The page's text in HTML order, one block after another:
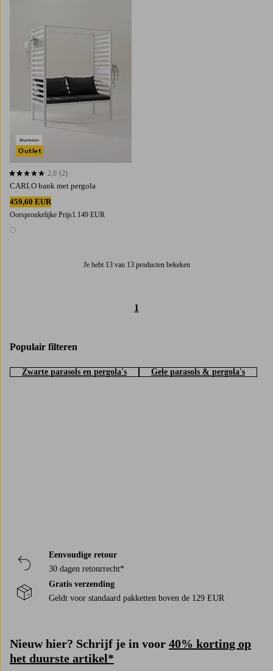
CARLO bank met pergola
459,60 EUR
Oorspronkelijke Prijs1.149 EUR
1 kleur
2,0 op basis van 2 beoordelingen
2,0 (2)
Outlet
Je hebt 13 van 13 producten bekeken
1
Populair filteren
Zwarte parasols en pergola's Gele parasols & pergola's
Eenvoudige retour
30 dagen retourrecht*
Gratis verzending
Geldt voor standaard pakketten boven de 129 EUR
Nieuw hier? Schrijf je in voor 40% korting op
het duurste artikel*